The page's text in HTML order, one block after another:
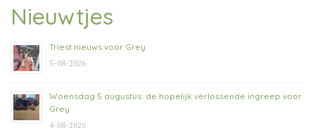
Nieuwtjes
Triest nieuws voor Grey
5-08-2026
Woensdag 5 augustus: de hopelijk verlossende ingreep voor
Grey
4-08-2026